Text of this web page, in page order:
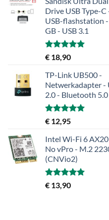
Drive USB Type-C
USB-flashstation
GB - USB 3.1
Gewaardeerd
uit 5
€ 18,90
TP-Link UB500 -
Netwerkadapter -
2.0 - Bluetooth 5.0
Gewaardeerd
uit 5
€ 12,95
Intel Wi-Fi 6
No vPro - M.2
(CNVio2)
Gewaardeerd
uit 5
€ 13,90